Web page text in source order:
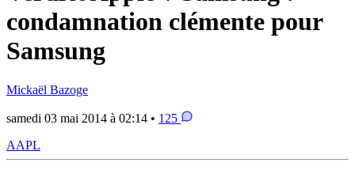
condamnation clémente pour
Samsung
Mickaël Bazoge
samedi 03 mai 2014 à 02:14 • 125
AAPL